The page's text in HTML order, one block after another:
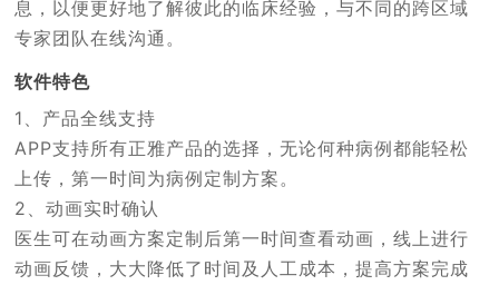
息，以便更好地了解彼此的临床经验，与不同的跨区域
专家团队在线沟通。
软件特色
1、产品全线支持
APP支持所有正雅产品的选择，无论何种病例都能轻松
上传，第一时间为病例定制方案。
2、动画实时确认
医生可在动画方案定制后第一时间查看动画，线上进行
动画反馈，大大降低了时间及人工成本，提高方案完成